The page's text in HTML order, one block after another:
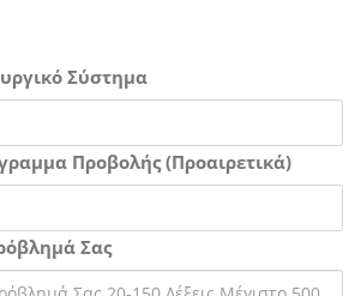
Σύστημα
Προβολής (Προαιρετικά)
Σας